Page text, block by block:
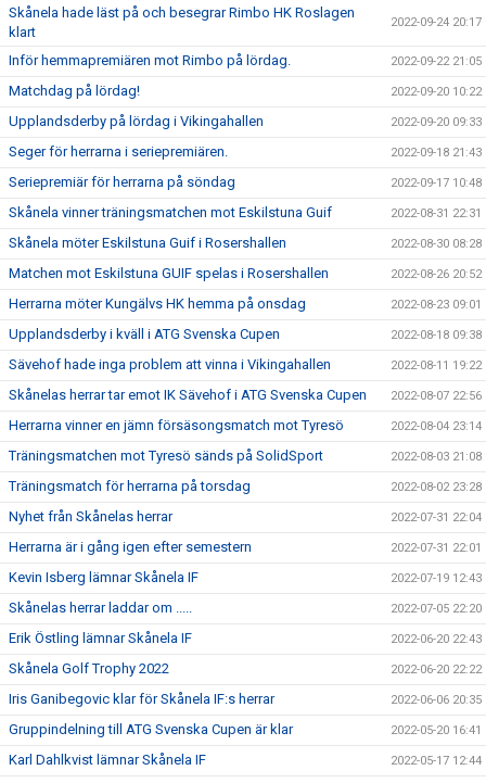
Skånela hade läst på och besegrar Rimbo HK Roslagen
klart
2022-09-24 20:17
Inför hemmapremiären mot Rimbo på lördag. 2022-09-22 21:05
Matchdag på lördag! 2022-09-20 10:22
Upplandsderby på lördag i Vikingahallen 2022-09-20 09:33
Seger för herrarna i seriepremiären. 2022-09-18 21:43
Seriepremiär för herrarna på söndag 2022-09-17 10:48
Skånela vinner träningsmatchen mot Eskilstuna Guif 2022-08-31 22:31
Skånela möter Eskilstuna Guif i Rosershallen 2022-08-30 08:28
Matchen mot Eskilstuna GUIF spelas i Rosershallen 2022-08-26 20:52
Herrarna möter Kungälvs HK hemma på onsdag 2022-08-23 09:01
Upplandsderby i kväll i ATG Svenska Cupen 2022-08-18 09:38
Sävehof hade inga problem att vinna i Vikingahallen 2022-08-11 19:22
Skånelas herrar tar emot IK Sävehof i ATG Svenska Cupen 2022-08-07 22:56
Herrarna vinner en jämn försäsongsmatch mot Tyresö 2022-08-04 23:14
Träningsmatchen mot Tyresö sänds på SolidSport 2022-08-03 21:08
Träningsmatch för herrarna på torsdag 2022-08-02 23:28
Nyhet från Skånelas herrar 2022-07-31 22:04
Herrarna är i gång igen efter semestern 2022-07-31 22:01
Kevin Isberg lämnar Skånela IF 2022-07-19 12:43
Skånelas herrar laddar om ..... 2022-07-05 22:20
Erik Östling lämnar Skånela IF 2022-06-20 22:43
Skånela Golf Trophy 2022 2022-06-20 22:22
Iris Ganibegovic klar för Skånela IF:s herrar 2022-06-06 20:35
Gruppindelning till ATG Svenska Cupen är klar 2022-05-20 16:41
Karl Dahlkvist lämnar Skånela IF 2022-05-17 12:44